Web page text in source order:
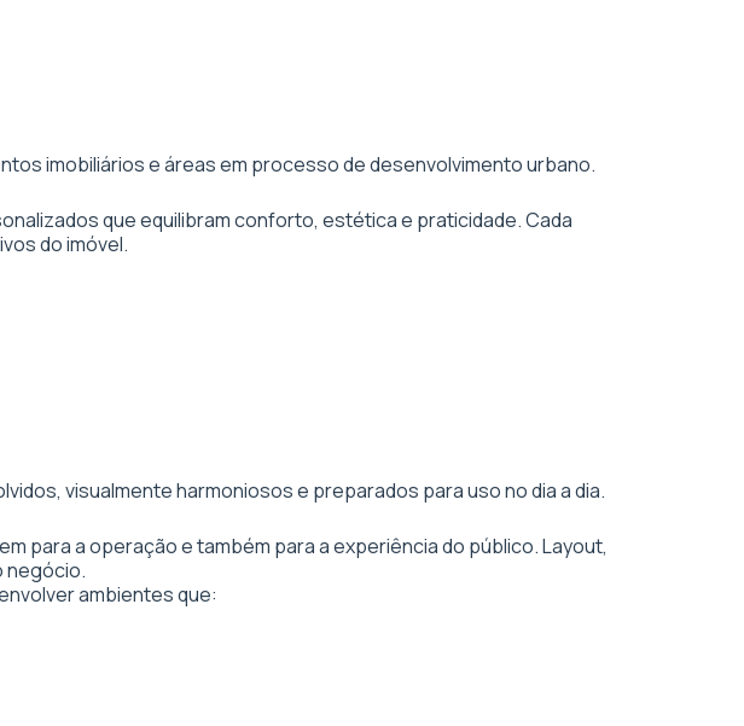
imobiliários e áreas em processo de desenvolvimento urbano.
que equilibram conforto, estética e praticidade. Cada
do imóvel.
visualmente harmoniosos e preparados para uso no dia a dia.
para a operação e também para a experiência do público. Layout,
negócio.
ambientes que: